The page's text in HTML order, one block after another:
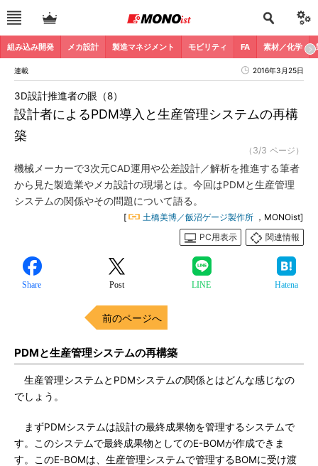
組み込み開発 メカ設計 製造マネジメント モビリティ FA 素材／化学
連載 2016年3月25日
設計者によるPDM導入と生産管理システムの再構
築
3D設計推進者の眼（8）
（3/3 ページ）
機械メーカーで3次元CAD運用や公差設計／解析を推進する筆者
から見た製造業やメカ設計の現場とは。今回はPDMと生産管理
システムの関係やその問題について語る。
[ 土橋美博／飯沼ゲージ製作所 ，MONOist]
PC用表示
関連情報
Share Post LINE Hatena
前のページへ
PDMと生産管理システムの再構築
生産管理システムとPDMシステムの関係とはどんな感じなの
でしょう。
まずPDMシステムは設計の最終成果物を管理するシステムで
す。このシステムで最終成果物としてのE-BOMが作成できま
す。このE-BOMは、生産管理システムで管理するBOMに受け渡